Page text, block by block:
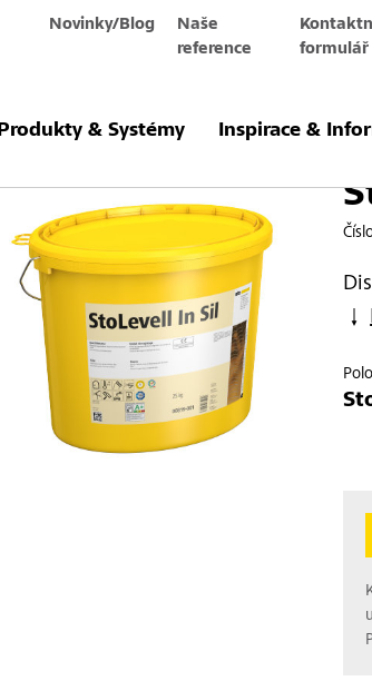
Novinky/Blog
Naše
reference
formulář
Produkty & Systémy Inspirace &